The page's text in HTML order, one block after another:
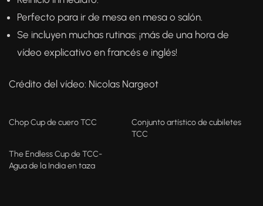
Perfecto para ir de mesa en mesa o salón.
Se incluyen muchas rutinas: ¡más de una hora de
vídeo explicativo en francés e inglés!
Crédito del vídeo: Nicolas Nargeot
Chop Cup de cuero TCC
Conjunto artístico de cubiletes
TCC
The Endless Cup de TCC-
Agua de la India en taza